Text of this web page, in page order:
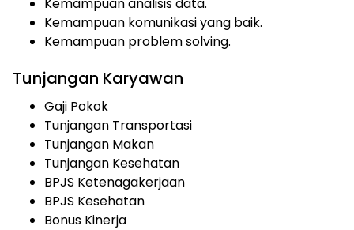
Kemampuan komunikasi yang baik.
Kemampuan problem solving.
Tunjangan Karyawan
Gaji Pokok
Tunjangan Transportasi
Tunjangan Makan
Tunjangan Kesehatan
BPJS Ketenagakerjaan
BPJS Kesehatan
Bonus Kinerja